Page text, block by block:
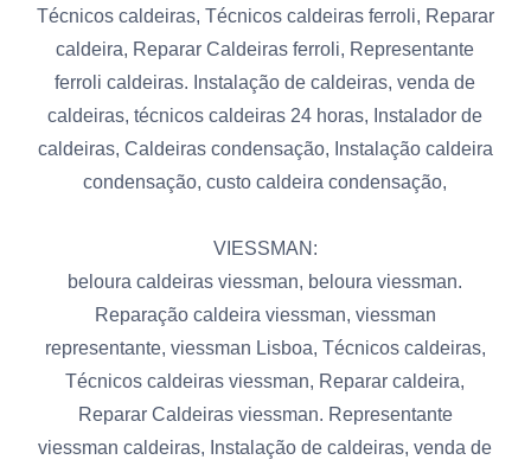
Técnicos caldeiras, Técnicos caldeiras ferroli, Reparar
caldeira, Reparar Caldeiras ferroli, Representante
ferroli caldeiras. Instalação de caldeiras, venda de
caldeiras, técnicos caldeiras 24 horas, Instalador de
caldeiras, Caldeiras condensação, Instalação caldeira
condensação, custo caldeira condensação,
VIESSMAN:
beloura caldeiras viessman, beloura viessman.
Reparação caldeira viessman, viessman
representante, viessman Lisboa, Técnicos caldeiras,
Técnicos caldeiras viessman, Reparar caldeira,
Reparar Caldeiras viessman. Representante
viessman caldeiras, Instalação de caldeiras, venda de